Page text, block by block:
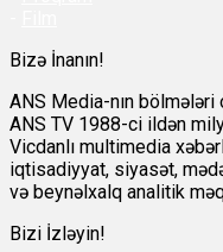
Bizə İnanın!
ANS Media-nın
ANS TV 1988-ci ildən
Vicdanlı multimedia
iqtisadiyyat, siyasət,
və beynəlxalq analitik
Bizi İzləyin!